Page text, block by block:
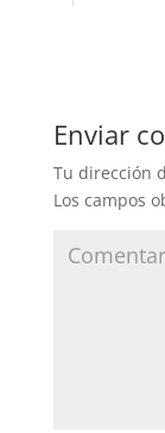
Enviar
Tu dirección
Los campos